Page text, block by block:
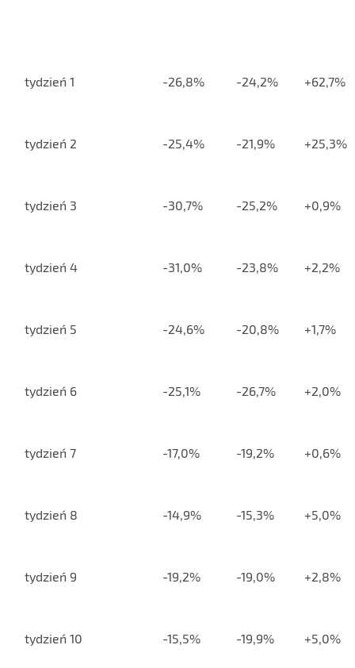
tydzień 1 -26,8% -24,2% +62,7%
tydzień 2 -25,4% -21,9% +25,3%
tydzień 3 -30,7% -25,2% +0,9%
tydzień 4 -31,0% -23,8% +2,2%
tydzień 5 -24,6% -20,8% +1,7%
tydzień 6 -25,1% -26,7% +2,0%
tydzień 7 -17,0% -19,2% +0,6%
tydzień 8 -14,9% -15,3% +5,0%
tydzień 9 -19,2% -19,0% +2,8%
tydzień 10 -15,5% -19,9% +5,0%